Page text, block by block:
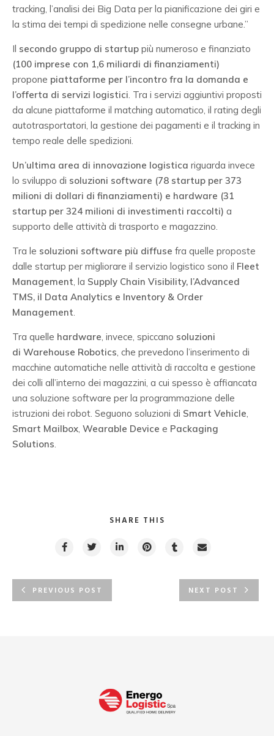
tracking, l’analisi dei Big Data per la pianificazione dei giri e
la stima dei tempi di spedizione nelle consegne urbane.”
Il secondo gruppo di startup più numeroso e finanziato
(100 imprese con 1,6 miliardi di finanziamenti)
propone piattaforme per l’incontro fra la domanda e
l’offerta di servizi logistici. Tra i servizi aggiuntivi proposti
da alcune piattaforme il matching automatico, il rating degli
autotrasportatori, la gestione dei pagamenti e il tracking in
tempo reale delle spedizioni.
Un’ultima area di innovazione logistica riguarda invece
lo sviluppo di soluzioni software (78 startup per 373
milioni di dollari di finanziamenti) e hardware (31
startup per 324 milioni di investimenti raccolti) a
supporto delle attività di trasporto e magazzino.
Tra le soluzioni software più diffuse fra quelle proposte
dalle startup per migliorare il servizio logistico sono il Fleet
Management, la Supply Chain Visibility, l’Advanced
TMS, il Data Analytics e Inventory & Order
Management.
Tra quelle hardware, invece, spiccano soluzioni
di Warehouse Robotics, che prevedono l’inserimento di
macchine automatiche nelle attività di raccolta e gestione
dei colli all’interno dei magazzini, a cui spesso è affiancata
una soluzione software per la programmazione delle
istruzioni dei robot. Seguono soluzioni di Smart Vehicle,
Smart Mailbox, Wearable Device e Packaging
Solutions.
SHARE THIS
PREVIOUS POST NEXT POST